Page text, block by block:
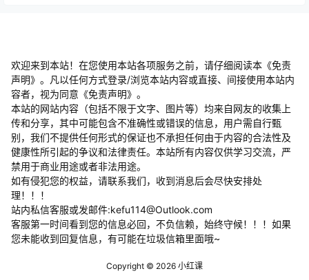
欢迎来到本站！在您使用本站各项服务之前，请仔细阅读本《免责
声明》。凡以任何方式登录/浏览本站内容或直接、间接使用本站内
容者，视为同意《免责声明》。
本站的网站内容（包括不限于文字、图片等）均来自网友的收集上
传和分享，其中可能包含不准确性或错误的信息，用户需自行甄
别，我们不提供任何形式的保证也不承担任何由于内容的合法性及
健康性所引起的争议和法律责任。本站所有内容仅供学习交流，严
禁用于商业用途或者非法用途。
​如有侵犯您的权益，请联系我们，收到消息后会尽快安排处
理！！！
客服第一时间看到您的信息必回，不负信赖，始终守候！！！如果